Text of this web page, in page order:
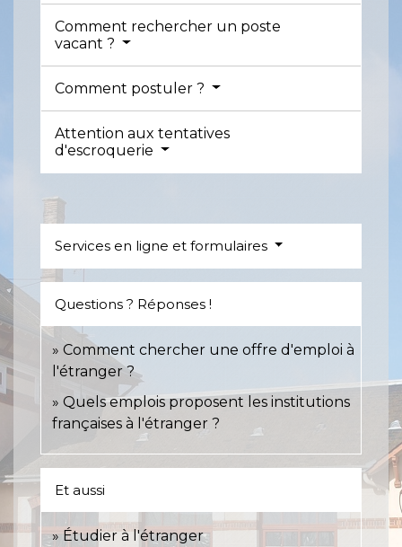
Comment rechercher un poste
vacant ?
Comment postuler ?
Attention aux tentatives
d'escroquerie
Services en ligne et formulaires
Questions ? Réponses !
Comment chercher une offre d'emploi à
l'étranger ?
Quels emplois proposent les institutions
françaises à l'étranger ?
Et aussi
Étudier à l'étranger